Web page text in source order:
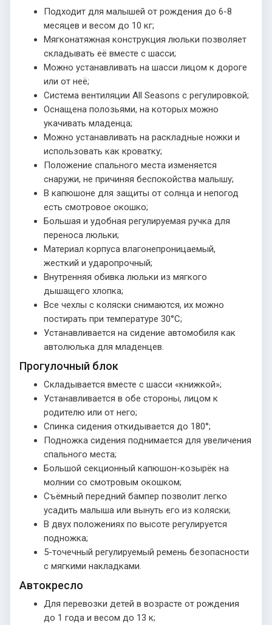
Подходит для малышей от рождения до 6-8
месяцев и весом до 10 кг;
Мягконатяжная конструкция люльки позволяет
складывать её вместе с шасси;
Можно устанавливать на шасси лицом к дороге
или от неё;
Система вентиляции All Seasons с регулировкой;
Оснащена полозьями, на которых можно
укачивать младенца;
Можно устанавливать на раскладные ножки и
использовать как кроватку;
Положение спального места изменяется
снаружи, не причиняя беспокойства малышу;
В капюшоне для защиты от солнца и непогод
есть смотровое окошко;
Большая и удобная регулируемая ручка для
переноса люльки;
Материал корпуса влагонепроницаемый,
жесткий и ударопрочный;
Внутренняя обивка люльки из мягкого
дышащего хлопка;
Все чехлы с коляски снимаются, их можно
постирать при температуре 30°С;
Устанавливается на сидение автомобиля как
автолюлька для младенцев.
Прогулочный блок
Складывается вместе с шасси «книжкой»;
Устанавливается в обе стороны, лицом к
родителю или от него;
Спинка сидения откидывается до 180°;
Подножка сидения поднимается для увеличения
спального места;
Большой секционный капюшон-козырёк на
молнии со смотровым окошком;
Съёмный передний бампер позволит легко
усадить малыша или вынуть его из коляски;
В двух положениях по высоте регулируется
подножка;
5-точечный регулируемый ремень безопасности
с мягкими накладками.
Автокресло
Для перевозки детей в возрасте от рождения
до 1 года и весом до 13 к;